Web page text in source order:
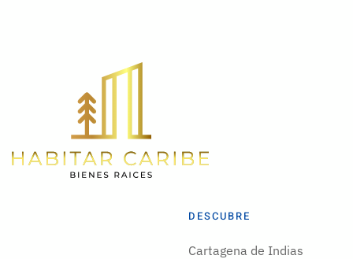
DESCUBRE
Cartagena de Indias